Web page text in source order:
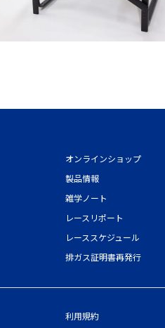
オンラインショップ
製品情報
雑学ノート
レースリポート
レーススケジュール
排ガス証明書再発行
利用規約